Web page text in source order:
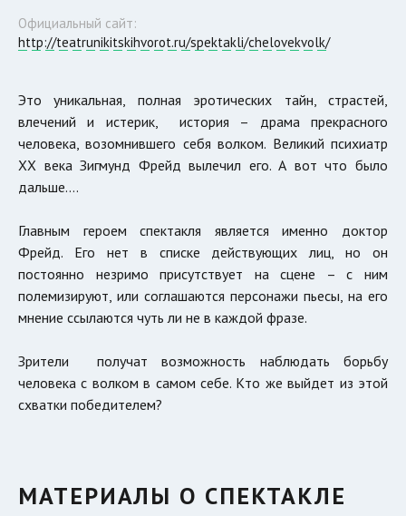
Официальный сайт:
http://teatrunikitskihvorot.ru/spektakli/chelovekvolk/
Это уникальная, полная эротических тайн, страстей,
влечений и истерик, история – драма прекрасного
человека, возомнившего себя волком. Великий психиатр
ХХ века Зигмунд Фрейд вылечил его. А вот что было
дальше….
Главным героем спектакля является именно доктор
Фрейд. Его нет в списке действующих лиц, но он
постоянно незримо присутствует на сцене – с ним
полемизируют, или соглашаются персонажи пьесы, на его
мнение ссылаются чуть ли не в каждой фразе.
Зрители получат возможность наблюдать борьбу
человека с волком в самом себе. Кто же выйдет из этой
схватки победителем?
МАТЕРИАЛЫ О СПЕКТАКЛЕ